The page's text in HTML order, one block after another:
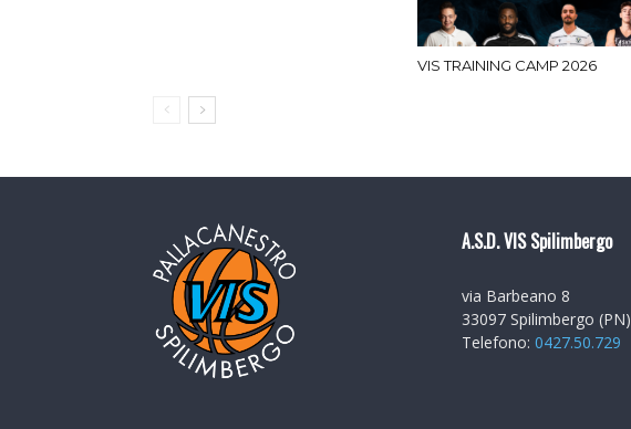
VIS TRAINING CAMP 2026
A.S.D. VIS Spilimbergo
via Barbeano 8
33097 Spilimbergo (PN)
Telefono: 0427.50.729